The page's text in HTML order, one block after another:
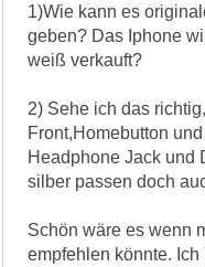
1)Wie kann es
geben? Das Iphone
weiß verkauft?
2) Sehe ich das
Front,Homebutton
Headphone Jack und
silber passen doch
Schön wäre es wenn
empfehlen könnte.